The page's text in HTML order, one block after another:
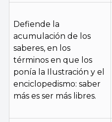
Defiende la
acumulación de los
saberes, en los
términos en que los
ponía la Ilustración y el
enciclopedismo: saber
más es ser más libres.